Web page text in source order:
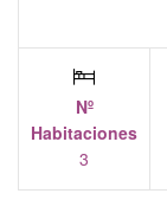
Nº
Habitaciones
3